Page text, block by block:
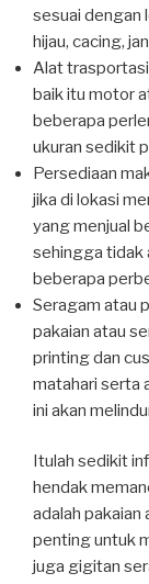
sesuai dengan
hijau, cacing,
Alat
baik itu motor
beberapa
ukuran sedikit
Persediaan
jika di lokasi
yang menjual
sehingga tidak
beberapa
Seragam atau
pakaian atau
printing dan
matahari serta
ini akan
Itulah sedikit
hendak
adalah pakaian
penting untuk
juga gigitan